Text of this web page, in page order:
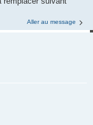
Aller au message